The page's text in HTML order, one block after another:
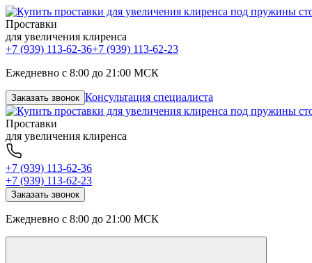
Проставки
для увеличения клиренса
+7 (939) 113-62-36+7 (939) 113-62-23
Ежедневно с 8:00 до 21:00 МСК
Заказать звонок Консультация специалиста
Проставки
для увеличения клиренса
+7 (939) 113-62-36
+7 (939) 113-62-23
Заказать звонок
Ежедневно с 8:00 до 21:00 МСК